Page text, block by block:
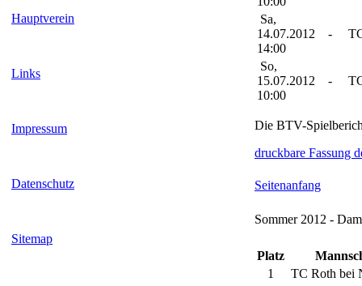
Hauptverein
Links
Impressum
Datenschutz
Sitemap
Sa,
14.07.2012
14:00
-
So,
15.07.2012
10:00
-
Die BTV-
druckbare Fassung
Seitenanfang
Sommer 2012 -
Platz
1
TC Roth bei